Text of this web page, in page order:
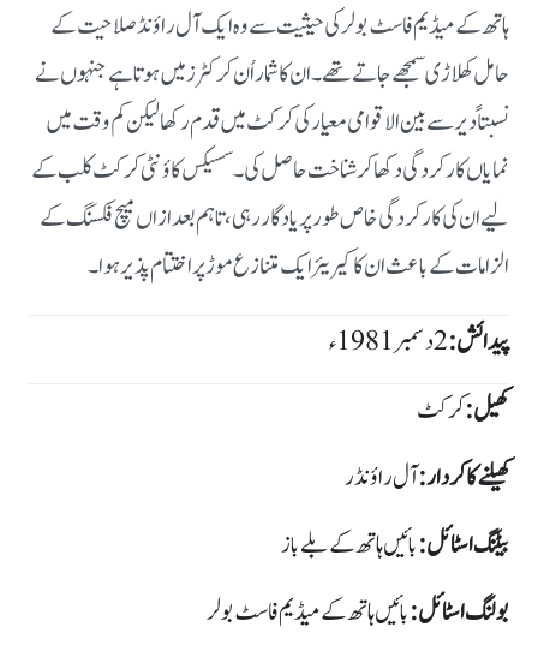
ہاتھ کے میڈیم فاسٹ بولر کی حیثیت سے وہ ایک آل راؤنڈ صلاحیت کے
حامل کھلاڑی سمجھے جاتے تھے۔ ان کا شمار اُن کرکٹرز میں ہوتا ہے جنہوں نے
نسبتاً دیر سے بین الاقوامی معیار کی کرکٹ میں قدم رکھا لیکن کم وقت میں
نمایاں کارکردگی دکھا کر شناخت حاصل کی۔ سسیکس کاؤنٹی کرکٹ کلب کے
لیے ان کی کارکردگی خاص طور پر یادگار رہی، تاہم بعد ازاں میچ فکسنگ کے
الزامات کے باعث ان کا کیریئر ایک متنازع موڑ پر اختتام پذیر ہوا۔
پیدائش:2 دسمبر 1981ء
کھیل:کرکٹ
کھیلنے کا کردار:آل راؤنڈر
بیٹنگ اسٹائل:بائیں ہاتھ کے بلے باز
بولنگ اسٹائل:بائیں ہاتھ کے میڈیم فاسٹ بولر